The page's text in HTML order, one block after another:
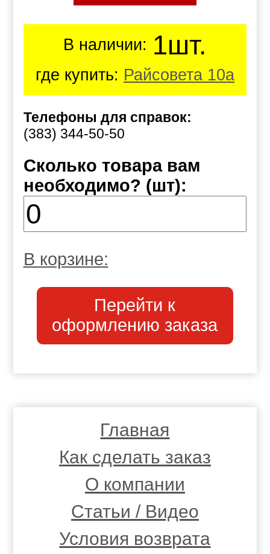
В наличии: 1шт.
где купить: Райсовета 10а
Телефоны для справок:
(383) 344-50-50
Сколько товара вам
необходимо? (шт):
В корзине:
Перейти к
оформлению заказа
Главная
Как сделать заказ
О компании
Статьи / Видео
Условия возврата